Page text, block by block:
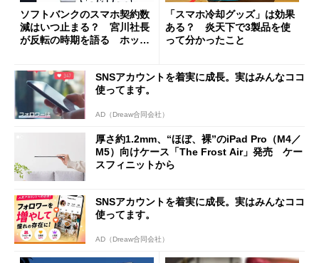
ソフトバンクのスマホ契約数
減はいつ止まる？ 宮川社長
が反転の時期を語る ホッピ
「スマホ冷却グッズ」は効果
ある？ 炎天下で3製品を使
って分かったこと
SNSアカウントを着実に成長。実はみんなココ
使ってます。
AD（Dreaw合同会社）
厚さ約1.2mm、“ほぼ、裸”のiPad Pro（M4／
M5）向けケース「The Frost Air」発売 ケー
スフィニットから
SNSアカウントを着実に成長。実はみんなココ
使ってます。
AD（Dreaw合同会社）